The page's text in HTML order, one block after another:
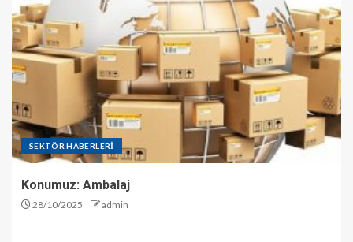
SEKTÖR HABERLERİ
Konumuz: Ambalaj
28/10/2025 admin